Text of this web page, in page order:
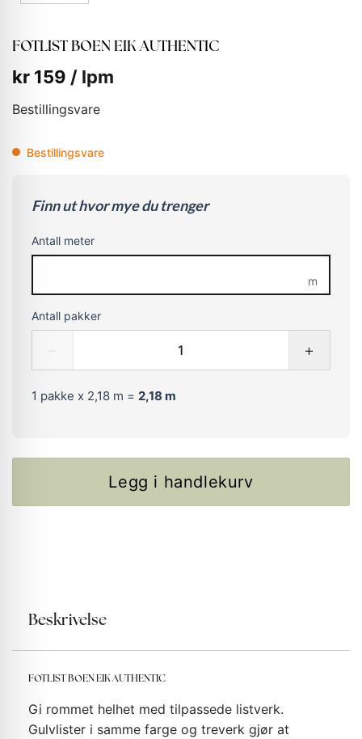
FOTLIST BOEN EIK AUTHENTIC
kr 159 / lpm
Bestillingsvare
Bestillingsvare
Finn ut hvor mye du trenger
Antall meter
m
Antall pakker
+
1 pakke x 2,18 m = 2,18 m
Legg i handlekurv
Beskrivelse
FOTLIST BOEN EIK AUTHENTIC
Gi rommet helhet med tilpassede listverk.
Gulvlister i samme farge og treverk gjør at